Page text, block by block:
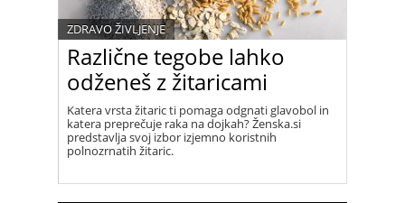
Različne tegobe lahko
odženeš z žitaricami
ZDRAVO ŽIVLJENJE
Katera vrsta žitaric ti pomaga odgnati glavobol in
katera preprečuje raka na dojkah? Ženska.si
predstavlja svoj izbor izjemno koristnih
polnozrnatih žitaric.